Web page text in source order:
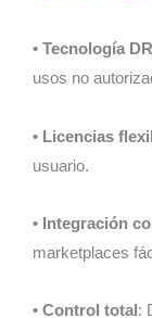
• Tecnología
usos no
• Licencias
usuario.
• Integración
marketplaces
• Control total: